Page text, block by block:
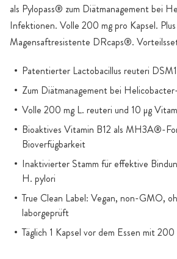
als Pylopass® zum Diätmanagement bei
Infektionen. Volle 200 mg pro Kapsel.
Magensaftresistente DRcaps®.
Patentierter Lactobacillus reuteri
Zum Diätmanagement bei
Volle 200 mg L. reuteri und 10 µg
Bioaktives Vitamin B12 als MH3A®-
Bioverfügbarkeit
Inaktivierter Stamm für effektive
H. pylori
True Clean Label: Vegan, non-GMO,
laborgeprüft
Täglich 1 Kapsel vor dem Essen mit 200